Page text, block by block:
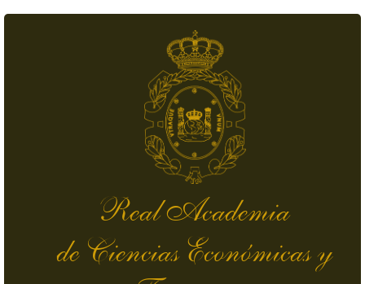
Real Academia
de Ciencias Económicas y